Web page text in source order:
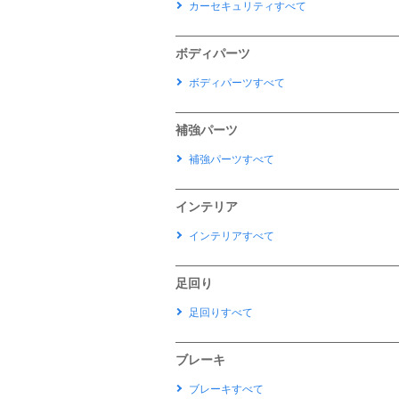
カーセキュリティすべて
ボディパーツ
ボディパーツすべて
補強パーツ
補強パーツすべて
インテリア
インテリアすべて
足回り
足回りすべて
ブレーキ
ブレーキすべて